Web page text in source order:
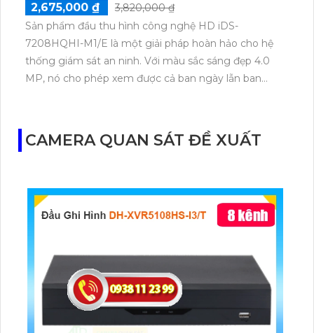
2,675,000 ₫
3,820,000 ₫
Sản phẩm đầu thu hình công nghệ HD iDS-
7208HQHI-M1/E là một giải pháp hoàn hảo cho hệ
thống giám sát an ninh. Với màu sắc sáng đẹp 4.0
MP, nó cho phép xem được cả ban ngày lẫn ban
thêm 4 camera IP. Thiết kế đầu thu dạng box tinh tế
và đầu ghi 8 kênh. Đặc biệt, sản phẩm này còn tích
CAMERA QUAN SÁT ĐỀ XUẤT